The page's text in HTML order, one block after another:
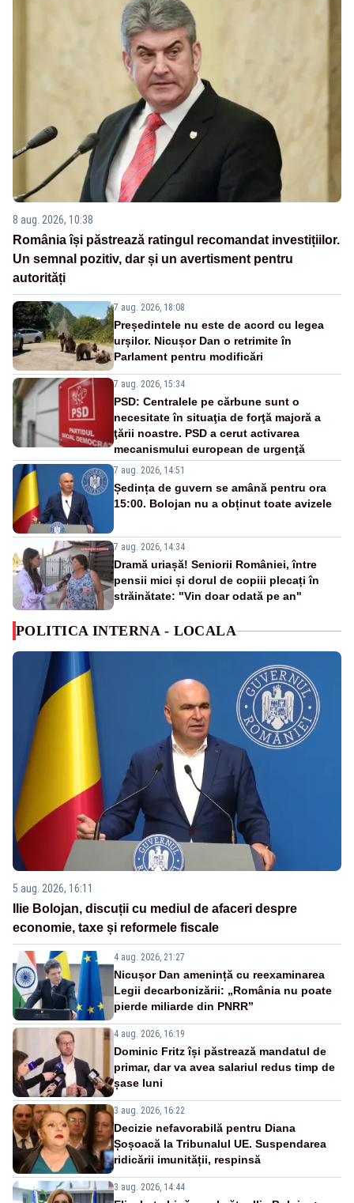
8 aug. 2026, 10:38
România își păstrează ratingul recomandat investițiilor.
Un semnal pozitiv, dar și un avertisment pentru
autorități
7 aug. 2026, 18:08
Președintele nu este de acord cu legea
urșilor. Nicușor Dan o retrimite în
Parlament pentru modificări
7 aug. 2026, 15:34
PSD: Centralele pe cărbune sunt o
necesitate în situaţia de forţă majoră a
ţării noastre. PSD a cerut activarea
mecanismului european de urgenţă
7 aug. 2026, 14:51
Ședința de guvern se amână pentru ora
15:00. Bolojan nu a obținut toate avizele
7 aug. 2026, 14:34
Dramă uriașă! Seniorii României, între
pensii mici și dorul de copiii plecați în
străinătate: "Vin doar odată pe an"
POLITICA INTERNA - LOCALA
5 aug. 2026, 16:11
Ilie Bolojan, discuții cu mediul de afaceri despre
economie, taxe și reformele fiscale
4 aug. 2026, 21:27
Nicușor Dan amenință cu reexaminarea
Legii decarbonizării: „România nu poate
pierde miliarde din PNRR”
4 aug. 2026, 16:19
Dominic Fritz își păstrează mandatul de
primar, dar va avea salariul redus timp de
șase luni
3 aug. 2026, 16:22
Decizie nefavorabilă pentru Diana
Șoșoacă la Tribunalul UE. Suspendarea
ridicării imunității, respinsă
3 aug. 2026, 14:44